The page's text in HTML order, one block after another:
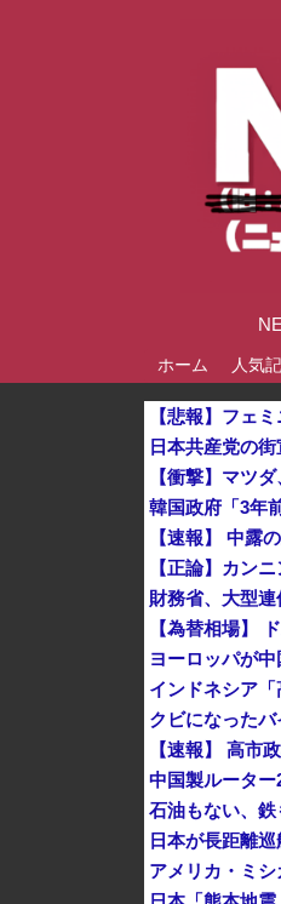
ホーム 人気
【衝撃】マツ
【速報】 中露
財務省、大型
【為替相場】
ヨーロッパが
クビになった